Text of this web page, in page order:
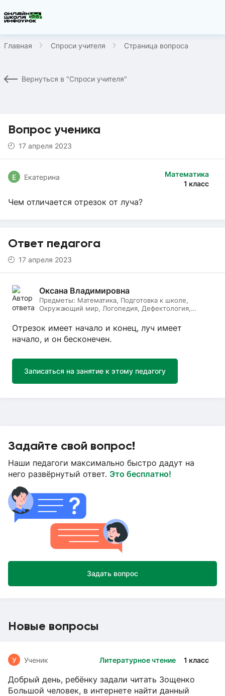
Главная Спроси учителя Страница вопроса
Вернуться в "Спроси учителя"
Вопрос ученика
17 апреля 2023
Математика
1 класс
Е Екатерина
Чем отличается отрезок от луча?
Ответ педагога
17 апреля 2023
Оксана Владимировна
Предметы: Математика, Подготовка к школе,
Окружающий мир, Логопедия, Дефектология,
Отрезок имеет начало и конец, луч имеет
начало, и он бесконечен.
Записаться на занятие к этому педагогу
Задайте свой вопрос!
Наши педагоги максимально быстро дадут на
него развёрнутый ответ. Это бесплатно!
Задать вопрос
Новые вопросы
Литературное чтение 1 класс
У Ученик
Добрый день, ребёнку задали читать Зощенко
Большой человек, в интернете найти данный